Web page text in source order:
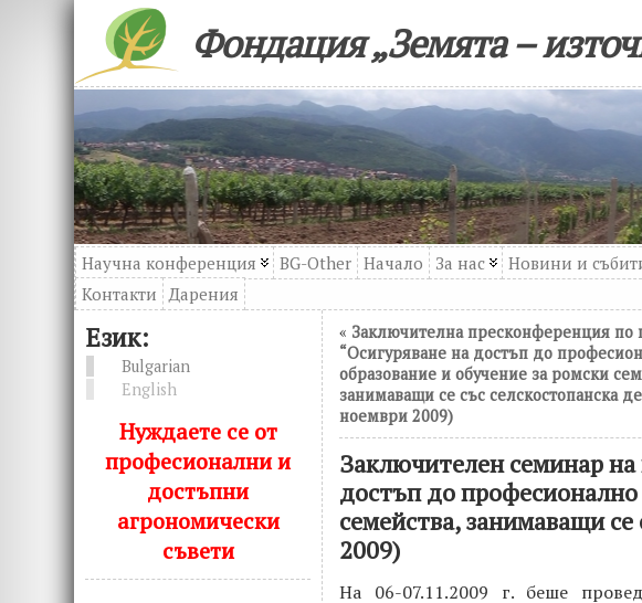
Фондация „Земята –
Научна конференция BG-Other Начало За нас Новини и
Контакти
Дарения
Език:
Bulgarian
English
Нуждаете се от
професионални и
достъпни
агрономически
съвети
« Заключителна пресконференция по
“Осигуряване на достъп до
образование и обучение за ромски
занимаващи се със селскостопанска
ноември 2009)
Заключителен семинар на
достъп до
семейства, занимаващи
2009)
На 06-07.11.2009 г. беше